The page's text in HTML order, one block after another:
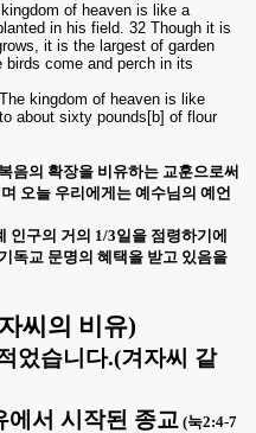
of heaven is like a
in his field. 32 Though it is
it is the largest of garden
come and perch in its
kingdom of heaven is like
about sixty pounds[b] of flour
음의 확장을 비유하는 교훈으로써
오늘 우리에게는 예수님의 예언
인구의 거의 1/3일을 점령하기에
독교 문명의 혜택을 받고 있음을
씨의 비유)
었습니다.(겨자씨 같
에서 시작된 종교 (눅2:4-7